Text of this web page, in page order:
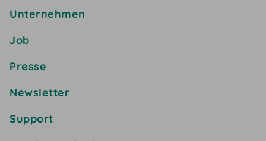
Unternehmen
Job
Presse
Newsletter
Support